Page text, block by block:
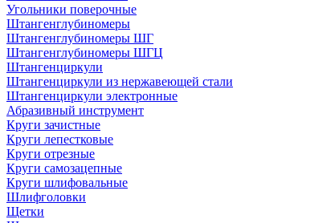
Угольники поверочные
Штангенглубиномеры
Штангенглубиномеры ШГ
Штангенглубиномеры ШГЦ
Штангенциркули
Штангенциркули из нержавеющей стали
Штангенциркули электронные
Абразивный инструмент
Круги зачистные
Круги лепестковые
Круги отрезные
Круги самозацепные
Круги шлифовальные
Шлифголовки
Щетки